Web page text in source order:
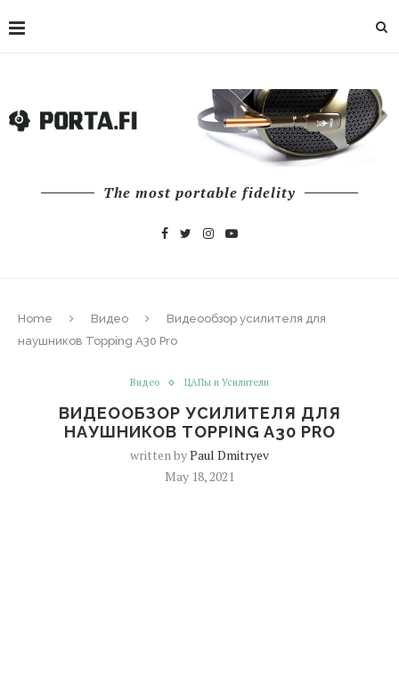
The most portable fidelity
Home Видео
Видеообзор усилителя для
наушников Topping A30 Pro
Видео ЦАПы и Усилители
ВИДЕООБЗОР УСИЛИТЕЛЯ ДЛЯ
НАУШНИКОВ TOPPING A30 PRO
written byPaul Dmitryev
May 18, 2021